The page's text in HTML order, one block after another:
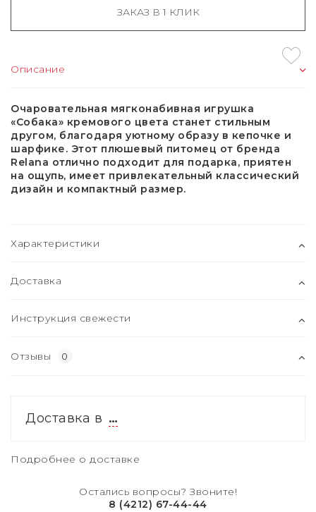
ЗАКАЗ В 1 КЛИК
Описание
Очаровательная мягконабивная игрушка
«Собака» кремового цвета станет стильным
другом, благодаря уютному образу в кепочке и
шарфике. Этот плюшевый питомец от бренда
Relana отлично подходит для подарка, приятен
на ощупь, имеет привлекательный классический
дизайн и компактный размер.
Характеристики
Доставка
Инструкция свежести
Отзывы 0
Доставка в …
Подробнее о доставке
Остались вопросы? Звоните!
8 (4212) 67-44-44